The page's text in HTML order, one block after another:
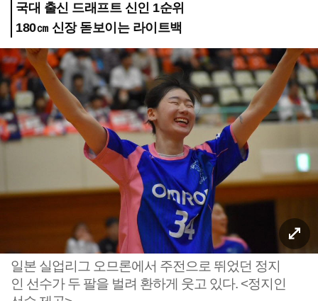
국대 출신 드래프트 신인 1순위
180㎝ 신장 돋보이는 라이트백
일본 실업리그 오므론에서 주전으로 뛰었던 정지
인 선수가 두 팔을 벌려 환하게 웃고 있다. <정지인